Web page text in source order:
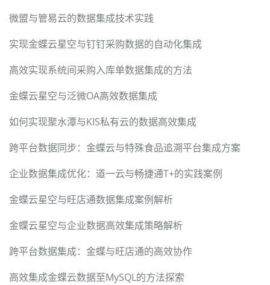
微盟与管易云的数据集成技术实践
实现金蝶云星空与钉钉采购数据的自动化集成
高效实现系统间采购入库单数据集成的方法
金蝶云星空与泛微OA高效数据集成
如何实现聚水潭与KIS私有云的数据高效集成
跨平台数据同步：金蝶云与特殊食品追溯平台集成方案
企业数据集成优化：道一云与畅捷通T+的实践案例
金蝶云星空与旺店通数据集成案例解析
金蝶云星空与企业数据高效集成策略解析
跨平台数据集成：金蝶与旺店通的高效协作
高效集成金蝶云数据至MySQL的方法探索